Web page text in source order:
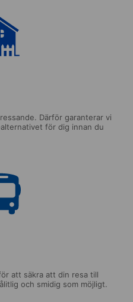
Därför garanterar vi
för dig innan du
att säkra att din resa till
och smidig som möjligt.